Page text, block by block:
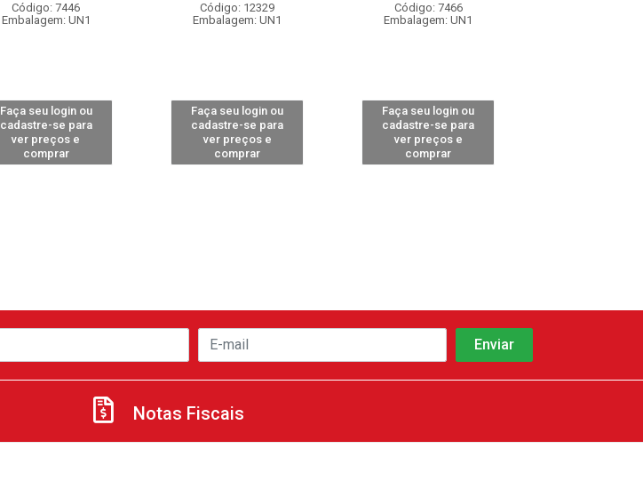
Código: 7446
Embalagem: UN1
Faça seu login ou
cadastre-se para
ver preços e
comprar
Código: 12329
Embalagem: UN1
Faça seu login ou
cadastre-se para
ver preços e
comprar
Código: 7466
Embalagem: UN1
Faça seu login ou
cadastre-se para
ver preços e
comprar
Notas Fiscais